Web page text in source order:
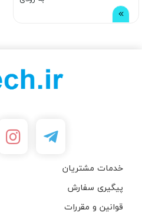
خدمات مشتریان
پیگیری سفارش
قوانین و مقررات